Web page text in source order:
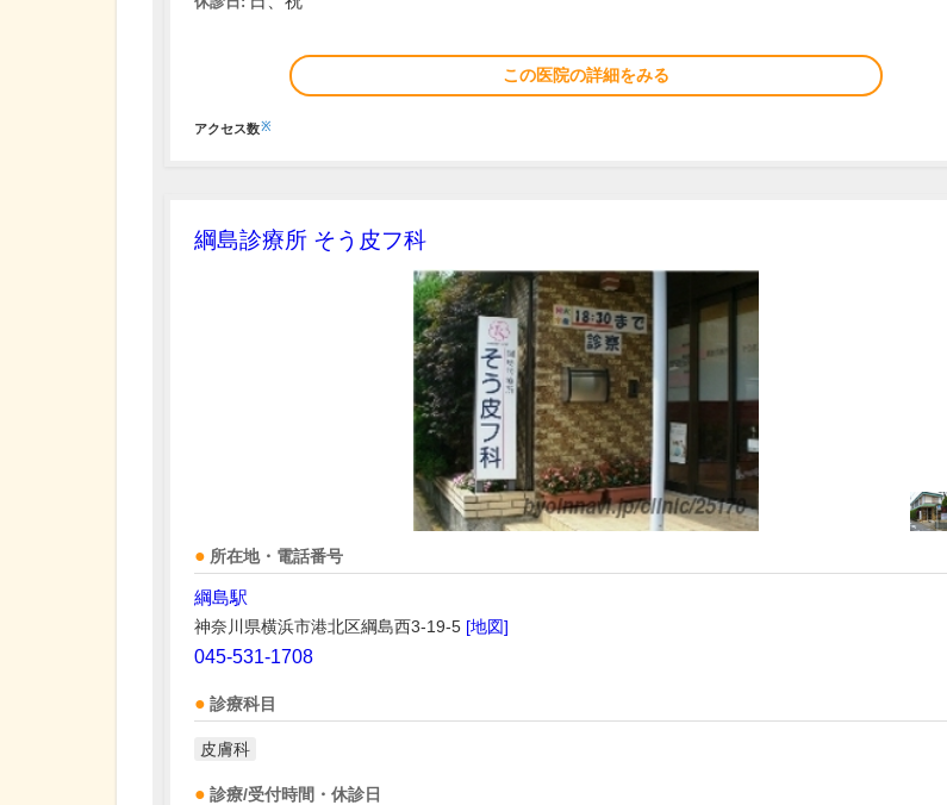
この医院の詳細をみる
アクセス数※
綱島診療所 そう皮フ科
所在地・電話番号
綱島駅
神奈川県横浜市港北区綱島西3-19-5 [地図]
045-531-1708
診療科目
皮膚科
診療/受付時間・休診日